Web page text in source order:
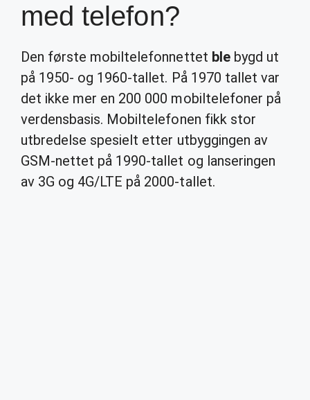
med telefon?
Den første mobiltelefonnettet blebygd ut
på 1950- og 1960-tallet. På 1970 tallet var
det ikke mer en 200 000 mobiltelefoner på
verdensbasis. Mobiltelefonen fikk stor
utbredelse spesielt etter utbyggingen av
GSM-nettet på 1990-tallet og lanseringen
av 3G og 4G/LTE på 2000-tallet.